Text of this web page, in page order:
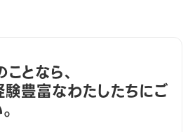
となら、
豊富なわたしたちにご